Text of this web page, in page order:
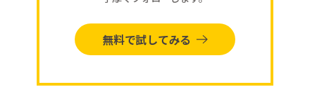
無料で試してみる